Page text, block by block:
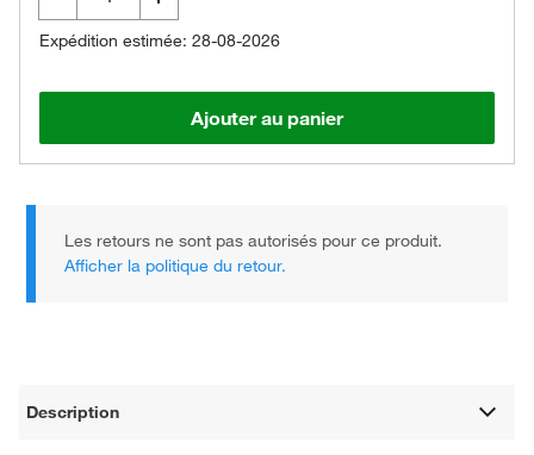
Expédition estimée: 28-08-2026
Ajouter au panier
Les retours ne sont pas autorisés pour ce produit.
Afficher la politique du retour.
Description